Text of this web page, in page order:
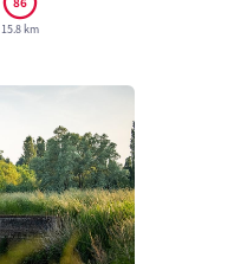
15.8 km